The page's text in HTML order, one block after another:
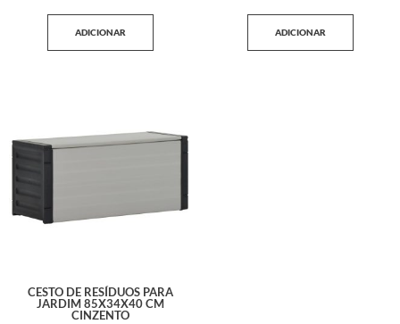
ADICIONAR ADICIONAR
CESTO DE RESÍDUOS PARA
JARDIM 85X34X40 CM
CINZENTO